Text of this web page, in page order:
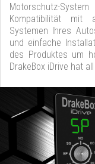
Motorschutz-
Kompatibilität mit
Systemen Ihres
und einfache
des Produktes um
DrakeBox iDrive hat